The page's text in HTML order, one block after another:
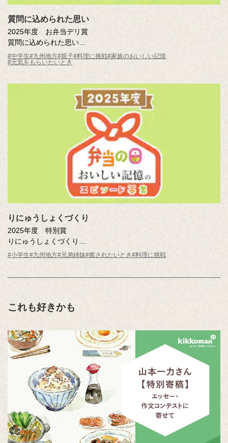
質問に込められた思い
2025年度 お弁当デリ賞
質問に込められた思い
里之園 果歩（鹿児島県 鹿児島市立伊敷中学校3年 ）
#中学生#九州地方#親子#料理に挑戦#家族のおいしい記憶
#元気をもらいたいとき
りにゅうしょくづくり
2025年度 特別賞
りにゅうしょくづくり
西 沙也佳（鹿児島県 鹿児島市立伊敷台小学校1年 ）
#小学生#九州地方#兄弟姉妹#癒されたいとき#料理に挑戦
これも好きかも